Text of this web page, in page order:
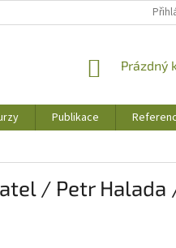
NÁKUPNÍ
Prázdný
Publikace
/ Petr Halada